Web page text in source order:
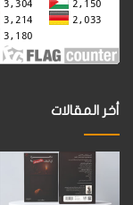
أخر المقالات